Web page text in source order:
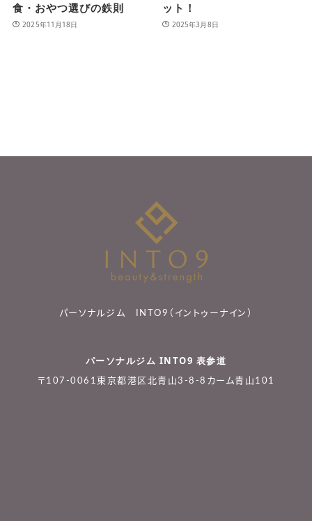
食・おやつ選びの鉄則
2025年11月18日
ット！
2025年3月8日
パーソナルジム INTO9（イントゥーナイン）
パーソナルジム INTO9 表参道
〒107-0061東京都港区北青山3-8-8カーム青山101